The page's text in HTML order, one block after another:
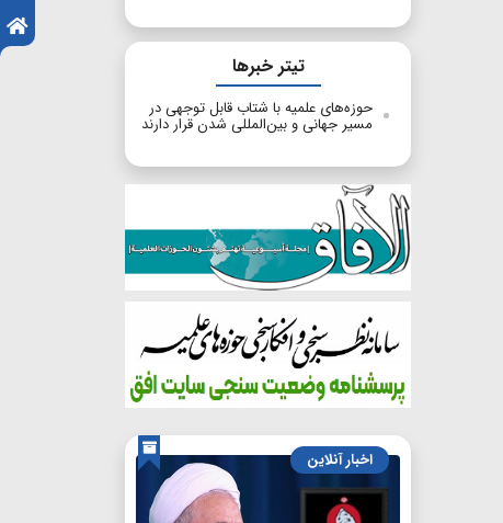
تیتر خبرها
حوزه‌های علمیه با شتاب قابل توجهی در
مسیر جهانی و بین‌المللی شدن قرار دارند
اخبار آنلاین